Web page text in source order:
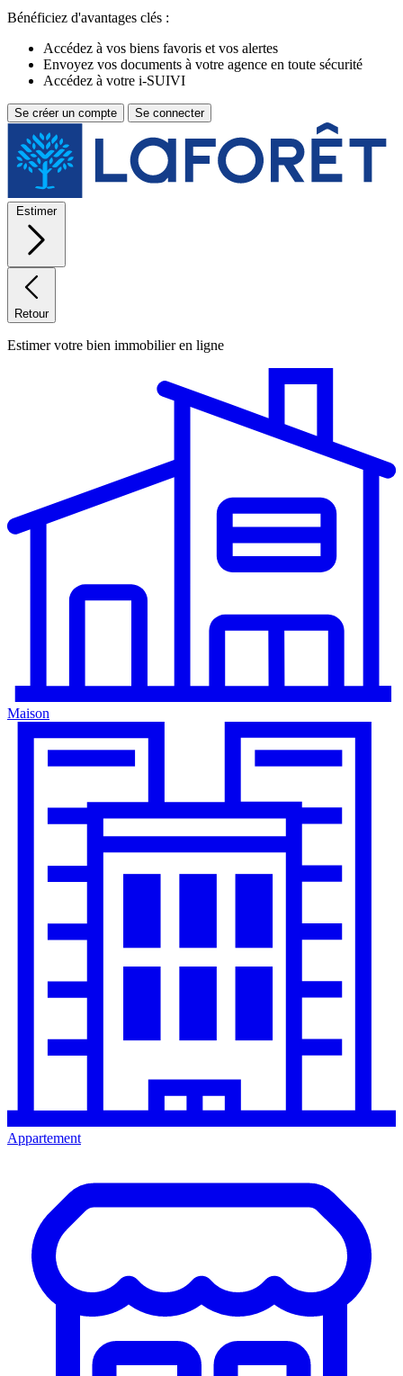
Bénéficiez d'avantages clés :
Accédez à vos biens favoris et vos alertes
Envoyez vos documents à votre agence en toute sécurité
Accédez à votre i-SUIVI
Se créer un compte Se connecter
Estimer
Retour
Estimer votre bien immobilier en ligne
Maison
Appartement